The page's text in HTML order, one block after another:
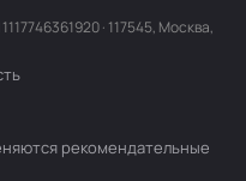
· 117545, Москва,
рекомендательные